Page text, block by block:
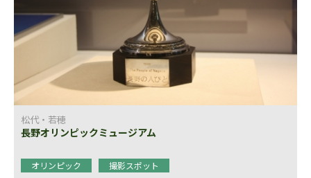
松代・若穂
長野オリンピックミュージアム
オリンピック 撮影スポット